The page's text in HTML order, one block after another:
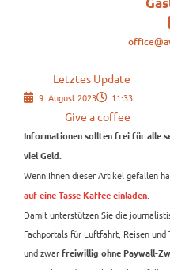
Letztes Update
9. August 2023 11:33
Give a coffee
Informationen sollten frei für alle
viel Geld.
Wenn Ihnen dieser Artikel gefallen
auf eine Tasse Kaffee einladen
Damit unterstützen Sie die
Fachportals für Luftfahrt, Reisen
und zwar freiwillig ohne Paywall-